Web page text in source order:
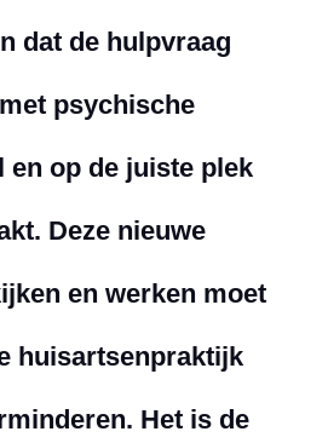
dat de hulpvraag
psychische
en op de juiste plek
Deze nieuwe
en werken moet
huisartsenpraktijk
Het is de